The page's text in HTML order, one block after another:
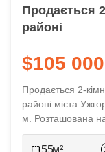
Продається
районі
Продається 2-
районі міста
м. Розташована
дизайнерський
укомплектована
$105 000